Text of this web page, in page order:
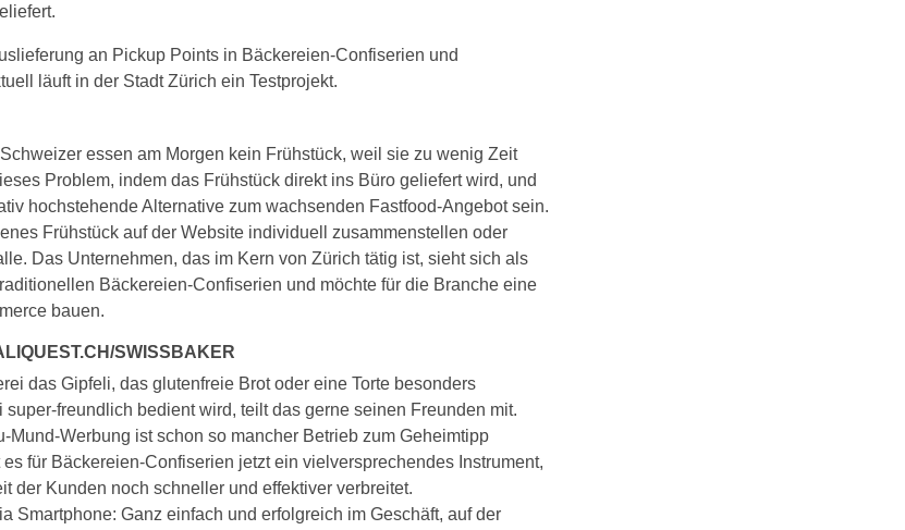
an Pickup Points in Bäckereien-Confiserien und
läuft in der Stadt Zürich ein Testprojekt.
essen am Morgen kein Frühstück, weil sie zu wenig Zeit
Problem, indem das Frühstück direkt ins Büro geliefert wird, und
hochstehende Alternative zum wachsenden Fastfood-Angebot sein.
Frühstück auf der Website individuell zusammenstellen oder
Das Unternehmen, das im Kern von Zürich tätig ist, sieht sich als
Bäckereien-Confiserien und möchte für die Branche ei­ne
bauen.
SWISSBAKER
das Gipfeli, das glutenfreie Brot oder eine Torte besonders
super-freundlich bedient wird, teilt das gerne seinen Freunden mit.
Mund-Werbung ist schon so mancher Betrieb zum Geheimtipp
für Bäckereien-Confiserien jetzt ein vielversprechendes Instrument,
der Kunden noch schneller und effektiver verbreitet.
Smartphone: Ganz einfach und erfolgreich im Geschäft, auf der